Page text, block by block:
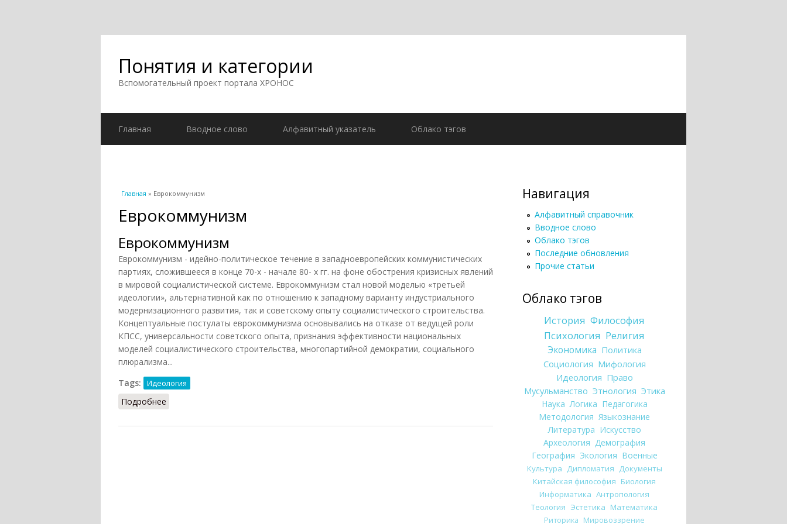
Понятия и категории
Вспомогательный проект портала ХРОНОС
Главная Вводное слово Алфавитный указатель Облако тэгов
Вы здесь
Главная » Еврокоммунизм
Еврокоммунизм
Еврокоммунизм
Еврокоммунизм - идейно-политическое течение в западноевропейских коммунистических
партиях, сложившееся в конце 70-х - начале 80- х гг. на фоне обострения кризисных явлений
в мировой социалистической системе. Еврокоммунизм стал новой моделью «третьей
идеологии», альтернативной как по отношению к западному варианту индустриального
модернизационного развития, так и советскому опыту социалистического строительства.
Концептуальные постулаты еврокоммунизма основывались на отказе от ведущей роли
КПСС, универсальности советского опыта, признания эффективности национальных
моделей социалистического строительства, многопартийной демократии, социального
плюрализма...
Tags:
Идеология
Подробнее
Навигация
Алфавитный справочник
Вводное слово
Облако тэгов
Последние обновления
Прочие статьи
Облако тэгов
История Философия
Психология Религия
Экономика Политика
Социология Мифология
Идеология Право
Мусульманство Этнология Этика
Наука Логика Педагогика
Методология Языкознание
Литература Искусство
Археология Демография
География Экология Военные
Культура Дипломатия Документы
Китайская философия Биология
Информатика Антропология
Теология Эстетика Математика
Риторика Мировоззрение